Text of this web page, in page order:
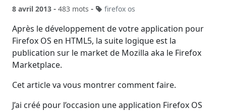
8 avril 2013 - 483 mots - firefox os
Après le développement de votre application pour
Firefox OS en HTML5, la suite logique est la
publication sur le market de Mozilla aka le Firefox
Marketplace.
Cet article va vous montrer comment faire.
J’ai créé pour l’occasion une application Firefox OS